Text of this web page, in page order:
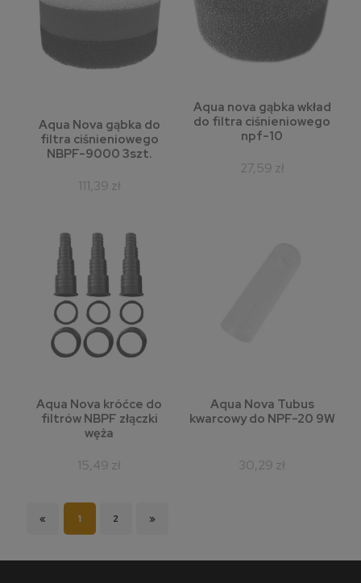
Aqua Nova gąbka do
filtra ciśnieniowego
NBPF-9000 3szt.
111,39 zł
Aqua nova gąbka wkład
do filtra ciśnieniowego
npf-10
27,59 zł
Aqua Nova króćce do
filtrów NBPF złączki
węża
15,49 zł
Aqua Nova Tubus
kwarcowy do NPF-20 9W
30,29 zł
« 1 2 »